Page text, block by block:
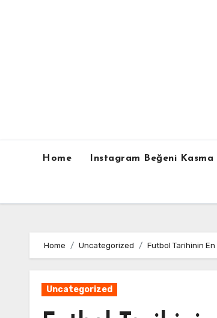
Home Instagram Beğeni Kasma
Home Uncategorized Futbol Tarihinin
Uncategorized